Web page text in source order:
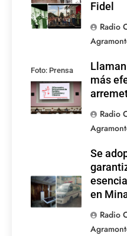
Fidel
Radio
Foto: Prensa
Latina
más
Radio
Se
en
Radio